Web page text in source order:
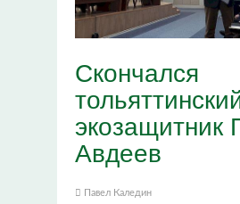
Скончался
экозащитник
Авдеев
Павел Каледин